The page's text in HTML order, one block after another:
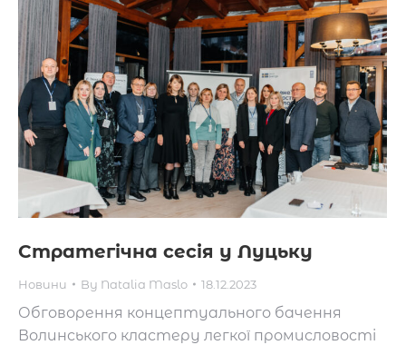
Стратегічна сесія у Луцьку
Новини By Natalia Maslo 18.12.2023
Обговорення концептуального бачення
Волинського кластеру легкої промисловості